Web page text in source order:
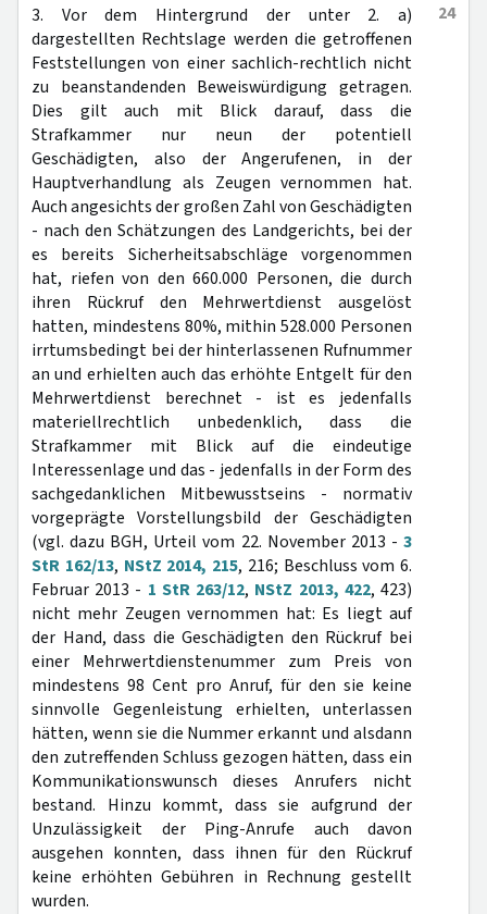
24
3. Vor dem Hintergrund der unter 2. a)
dargestellten Rechtslage werden die getroffenen
Feststellungen von einer sachlich-rechtlich nicht
zu beanstandenden Beweiswürdigung getragen.
Dies gilt auch mit Blick darauf, dass die
Strafkammer nur neun der potentiell
Geschädigten, also der Angerufenen, in der
Hauptverhandlung als Zeugen vernommen hat.
Auch angesichts der großen Zahl von Geschädigten
- nach den Schätzungen des Landgerichts, bei der
es bereits Sicherheitsabschläge vorgenommen
hat, riefen von den 660.000 Personen, die durch
ihren Rückruf den Mehrwertdienst ausgelöst
hatten, mindestens 80%, mithin 528.000 Personen
irrtumsbedingt bei der hinterlassenen Rufnummer
an und erhielten auch das erhöhte Entgelt für den
Mehrwertdienst berechnet - ist es jedenfalls
materiellrechtlich unbedenklich, dass die
Strafkammer mit Blick auf die eindeutige
Interessenlage und das - jedenfalls in der Form des
sachgedanklichen Mitbewusstseins - normativ
vorgeprägte Vorstellungsbild der Geschädigten
(vgl. dazu BGH, Urteil vom 22. November 2013 - 3
StR 162/13, NStZ 2014, 215, 216; Beschluss vom 6.
Februar 2013 - 1 StR 263/12, NStZ 2013, 422, 423)
nicht mehr Zeugen vernommen hat: Es liegt auf
der Hand, dass die Geschädigten den Rückruf bei
einer Mehrwertdienstenummer zum Preis von
mindestens 98 Cent pro Anruf, für den sie keine
sinnvolle Gegenleistung erhielten, unterlassen
hätten, wenn sie die Nummer erkannt und alsdann
den zutreffenden Schluss gezogen hätten, dass ein
Kommunikationswunsch dieses Anrufers nicht
bestand. Hinzu kommt, dass sie aufgrund der
Unzulässigkeit der Ping-Anrufe auch davon
ausgehen konnten, dass ihnen für den Rückruf
keine erhöhten Gebühren in Rechnung gestellt
wurden.